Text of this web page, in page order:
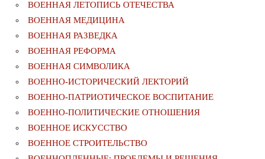
ВОЕННАЯ ЛЕТОПИСЬ ОТЕЧЕСТВА
ВОЕННАЯ МЕДИЦИНА
ВОЕННАЯ РАЗВЕДКА
ВОЕННАЯ РЕФОРМА
ВОЕННАЯ СИМВОЛИКА
ВОЕННО-ИСТОРИЧЕСКИЙ ЛЕКТОРИЙ
ВОЕННО-ПАТРИОТИЧЕСКОЕ ВОСПИТАНИЕ
ВОЕННО-ПОЛИТИЧЕСКИE ОТНОШЕНИЯ
ВОЕННОЕ ИСКУССТВО
ВОЕННОЕ СТРОИТЕЛЬСТВО